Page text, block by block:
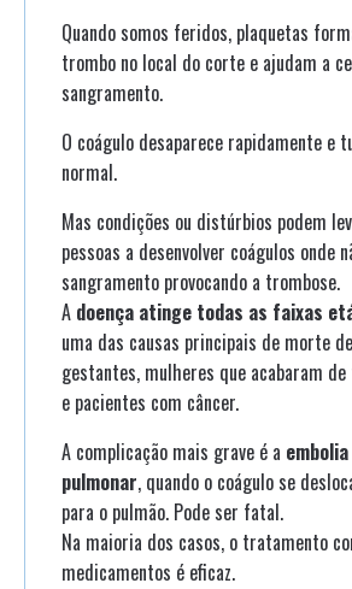
Quando somos feridos, plaquetas
trombo no local do corte e ajudam a
sangramento.
O coágulo desaparece rapidamente e
normal.
Mas condições ou distúrbios podem
pessoas a desenvolver coágulos onde
sangramento provocando a trombose.
A doença atinge todas as faixas
uma das causas principais de morte de
gestantes, mulheres que acabaram
e pacientes com câncer.
A complicação mais grave é a embolia
pulmonar, quando o coágulo se
para o pulmão. Pode ser fatal.
Na maioria dos casos, o tratamento
medicamentos é eficaz.